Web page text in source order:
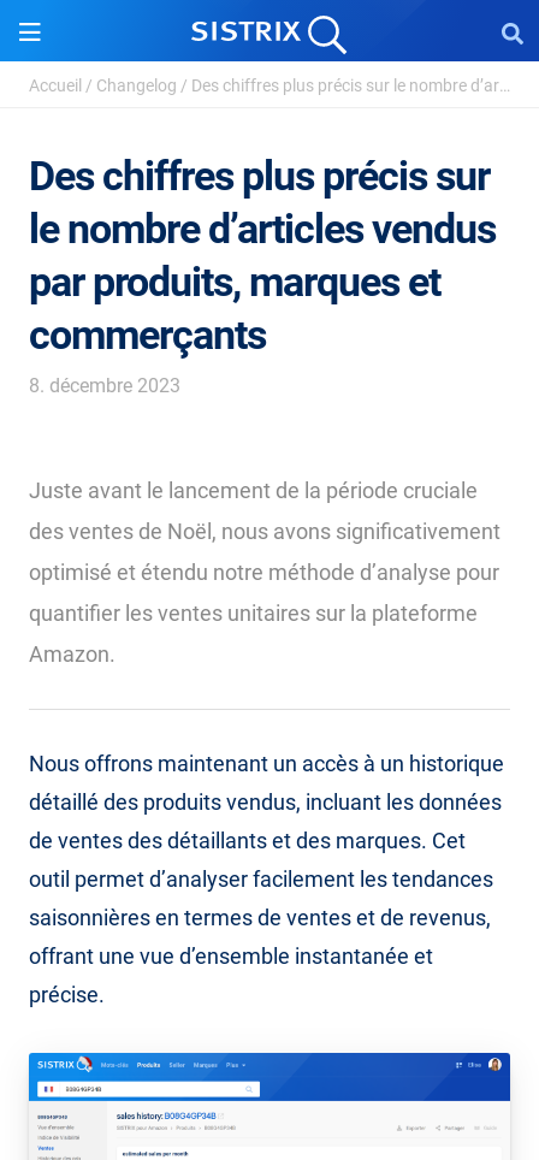
Accueil / Changelog / Des chiffres plus précis sur le nombre d’articles ...
Des chiffres plus précis sur
le nombre d’articles vendus
par produits, marques et
commerçants
8. décembre 2023
Juste avant le lancement de la période cruciale
des ventes de Noël, nous avons significativement
optimisé et étendu notre méthode d’analyse pour
quantifier les ventes unitaires sur la plateforme
Amazon.
Nous offrons maintenant un accès à un historique
détaillé des produits vendus, incluant les données
de ventes des détaillants et des marques. Cet
outil permet d’analyser facilement les tendances
saisonnières en termes de ventes et de revenus,
offrant une vue d’ensemble instantanée et
précise.